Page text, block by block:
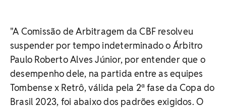
"A Comissão de Arbitragem da CBF resolveu
suspender por tempo indeterminado o Árbitro
Paulo Roberto Alves Júnior, por entender que o
desempenho dele, na partida entre as equipes
Tombense x Retrô, válida pela 2ª fase da Copa do
Brasil 2023, foi abaixo dos padrões exigidos. O